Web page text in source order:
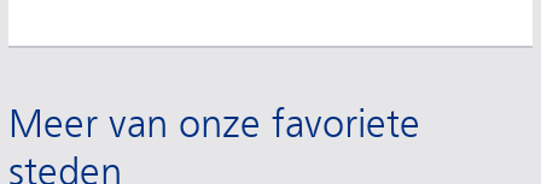
Meer van onze favoriete
steden